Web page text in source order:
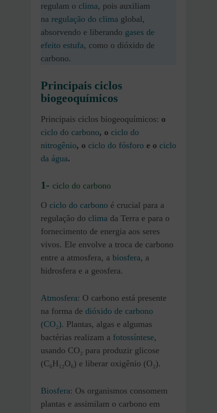
regulam o clima, pois auxiliam
na regulação do clima global,
absorvendo e liberando gases de
efeito estufa, como o dióxido de
carbono.
Principais ciclos
biogeoquímicos
Principais ciclos biogeoquímicos: o
ciclo do carbono, o ciclo do
nitrogênio, o ciclo do fósforo e o ciclo
da água.
1- ciclo do carbono
O ciclo do carbono é crucial para a
regulação do clima da Terra e para o
fornecimento de energia aos seres
vivos. Ele envolve a troca de carbono
entre a atmosfera, a biosfera, a
hidrosfera e a geosfera.
Atmosfera: O carbono está presente
na forma de dióxido de carbono
(CO₂). Plantas, algas e algumas
bactérias realizam a fotossíntese,
usando CO₂ para produzir glicose
(C₆H₁₂O₆) e liberar oxigênio (O₂).
Biosfera: Os organismos consomem
plantas e assimilam o carbono em